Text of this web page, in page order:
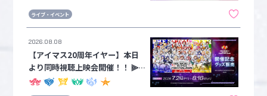
物写真公開中！
ライブ・イベント
【アイマス20周年イヤー】本日
より同時視聴上映会開催！！ ⫸ #
アイマスIWSF2026 ⫷ 開催記念
2026.08.08